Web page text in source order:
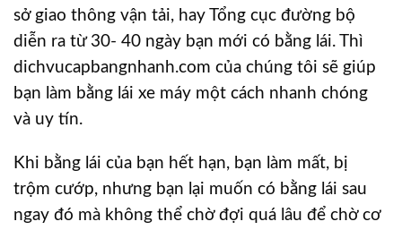
sở giao thông vận tải, hay Tổng cục đường bộ
diễn ra từ 30- 40 ngày bạn mới có bằng lái. Thì
dichvucapbangnhanh.com của chúng tôi sẽ giúp
bạn làm bằng lái xe máy một cách nhanh chóng
và uy tín.
Khi bằng lái của bạn hết hạn, bạn làm mất, bị
trộm cướp, nhưng bạn lại muốn có bằng lái sau
ngay đó mà không thể chờ đợi quá lâu để chờ cơ